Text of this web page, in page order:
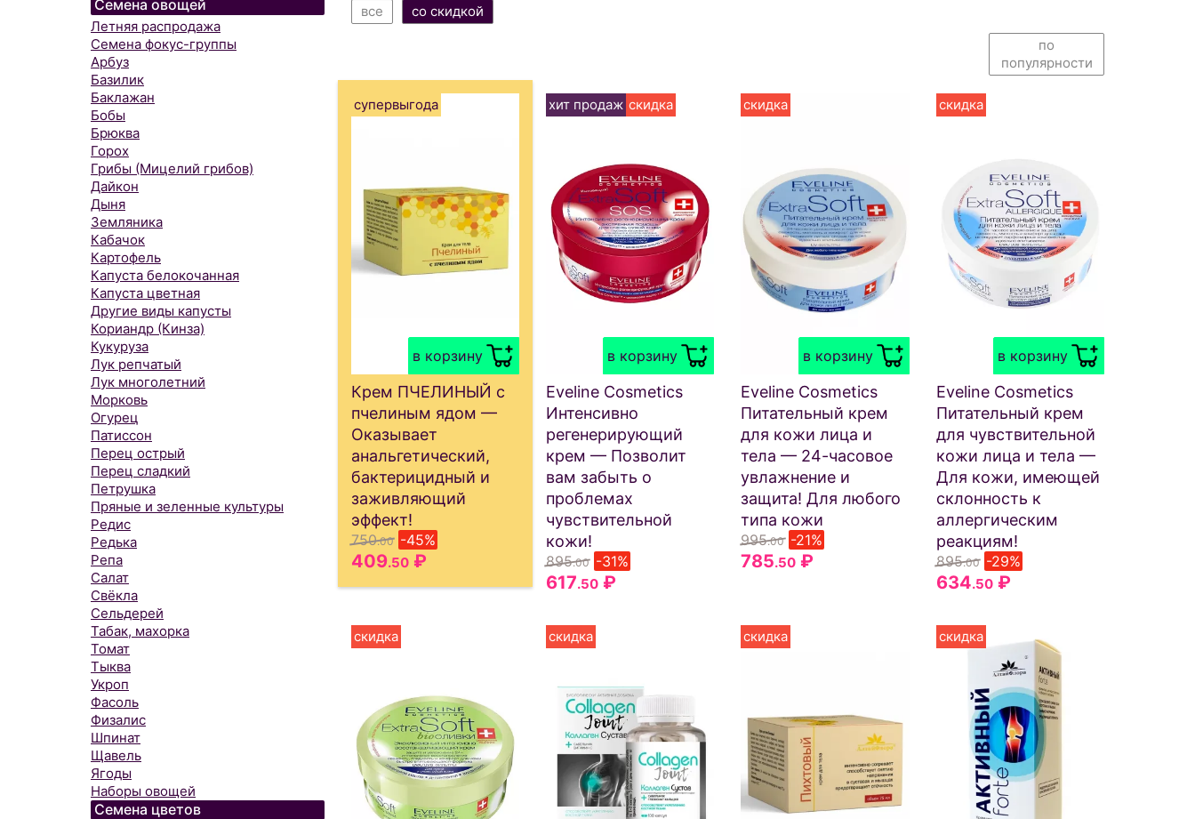
Семена овощей
Летняя распродажа
Семена фокус-группы
Арбуз
Базилик
Баклажан
Бобы
Брюква
Горох
Грибы (Мицелий грибов)
Дайкон
Дыня
Земляника
Кабачок
Картофель
Капуста белокочанная
Капуста цветная
Другие виды капусты
Кориандр (Кинза)
Кукуруза
Лук репчатый
Лук многолетний
Морковь
Огурец
Патиссон
Перец острый
Перец сладкий
Петрушка
Пряные и зеленные культуры
Редис
Редька
Репа
Салат
Свёкла
Сельдерей
Табак, махорка
Томат
Тыква
Укроп
Фасоль
Физалис
Шпинат
Щавель
Ягоды
Наборы овощей
Семена цветов
все
со скидкой
по
популярности
в корзину
супервыгода
Крем ПЧЕЛИНЫЙ с
пчелиным ядом —
Оказывает
анальгетический,
бактерицидный и
заживляющий
эффект!
750.00 -45%
409.50₽
в корзину
хит продаж скидка
Eveline Cosmetics
Интенсивно
регенерирующий
крем — Позволит
вам забыть о
проблемах
чувствительной
кожи!
895.00 -31%
617.50₽
в корзину
скидка
Eveline Cosmetics
Питательный крем
для кожи лица и
тела — 24-часовое
увлажнение и
защита! Для любого
типа кожи
995.00 -21%
785.50 ₽
в корзину
скидка
Eveline Cosmetics
Питательный крем
для чувствительной
кожи лица и тела —
Для кожи, имеющей
склонность к
аллергическим
реакциям!
895.00 -29%
634.50₽
скидка скидка скидка скидка